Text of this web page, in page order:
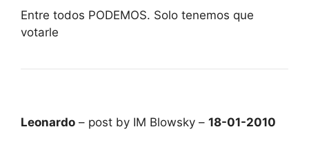
Entre todos PODEMOS. Solo tenemos que
votarle
Leonardo – post by IM Blowsky – 18-01-2010